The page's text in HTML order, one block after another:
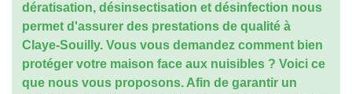
dératisation, désinsectisation et désinfection nous
permet d'assurer des prestations de qualité à
Claye-Souilly. Vous vous demandez comment bien
protéger votre maison face aux nuisibles ? Voici ce
que nous vous proposons. Afin de garantir un